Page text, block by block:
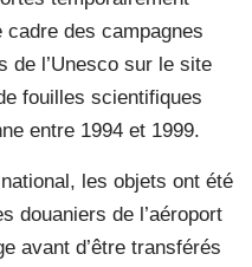
des campagnes
de l’Unesco sur le site
fouilles scientifiques
entre 1994 et 1999.
les objets ont été
douaniers de l’aéroport
avant d’être transférés